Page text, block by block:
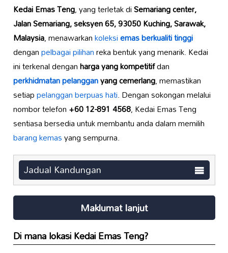
Kedai Emas Teng, yang terletak diSemariang center,
Jalan Semariang, seksyen 65, 93050 Kuching, Sarawak,
Malaysia, menawarkankoleksiemas berkualiti tinggi
denganpelbagai pilihanreka bentuk yang menarik. Kedai
ini terkenal denganharga yang kompetitifdan
perkhidmatan pelangganyang cemerlang, memastikan
setiappelanggan berpuas hati. Dengan sokongan melalui
nombor telefon+60 12-891 4568, Kedai Emas Teng
sentiasa bersedia untuk membantu anda dalam memilih
barang kemasyang sempurna.
Jadual Kandungan
Maklumat lanjut
Di mana lokasiKedai Emas Teng?